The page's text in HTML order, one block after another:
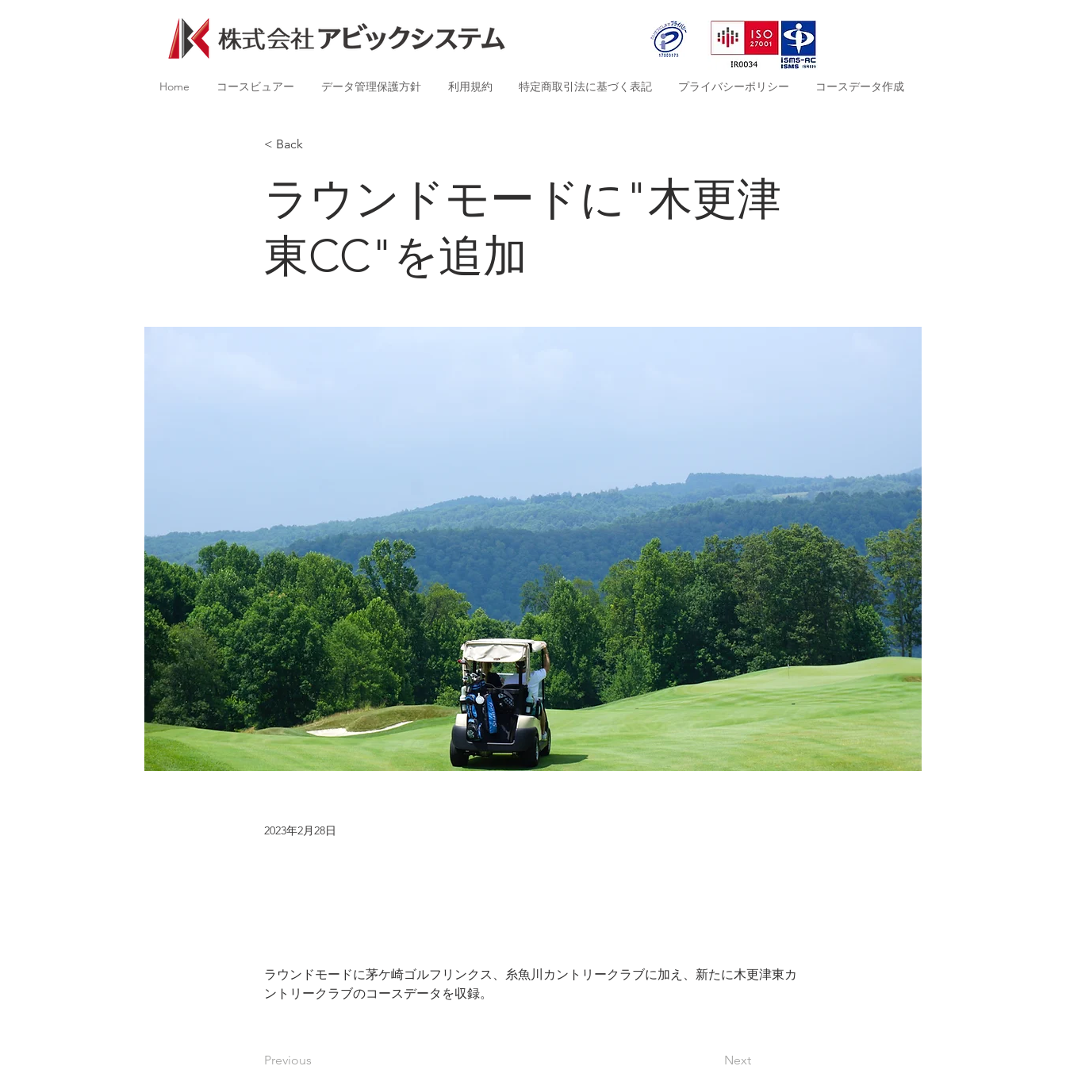
Home コースビュアー データ管理保護方針 利用規約 特定商取引法に基づく表記 プライバシーポリシー コースデータ作成
< Back
ラウンドモードに"木更津
東CC"を追加
2023年2月28日
ラウンドモードに茅ケ崎ゴルフリンクス、糸魚川カントリークラブに加え、新たに木更津東カ
ントリークラブのコースデータを収録。
Previous Next